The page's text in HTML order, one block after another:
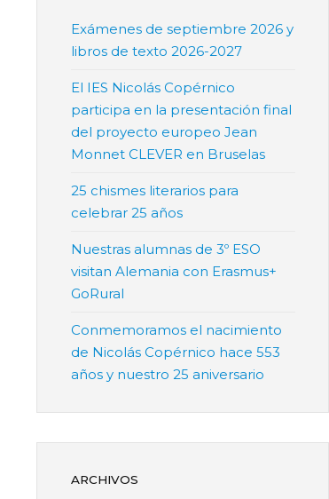
Exámenes de septiembre 2026 y
libros de texto 2026-2027
El IES Nicolás Copérnico
participa en la presentación final
del proyecto europeo Jean
Monnet CLEVER en Bruselas
25 chismes literarios para
celebrar 25 años
Nuestras alumnas de 3º ESO
visitan Alemania con Erasmus+
GoRural
Conmemoramos el nacimiento
de Nicolás Copérnico hace 553
años y nuestro 25 aniversario
ARCHIVOS